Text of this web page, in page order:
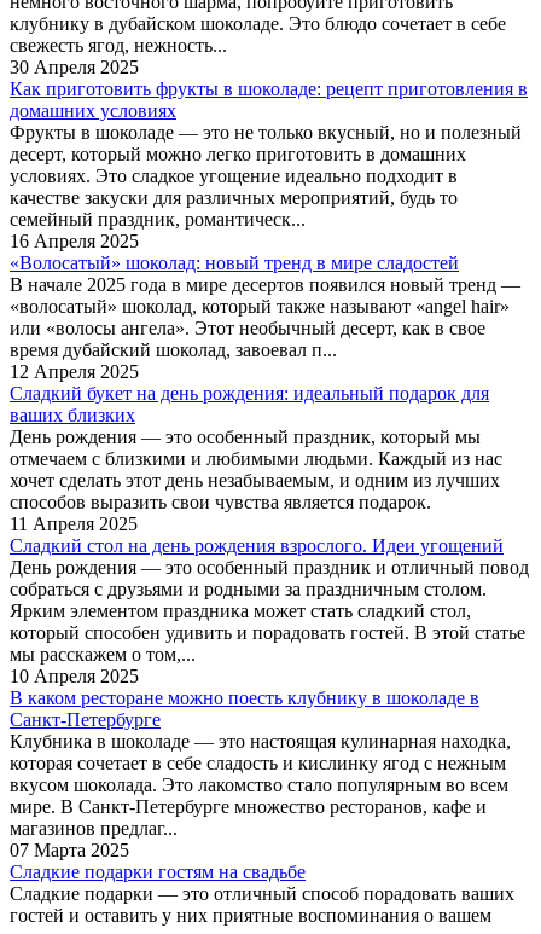
клубнику в дубайском шоколаде. Это блюдо сочетает в себе
свежесть ягод, нежность...
30 Апреля 2025
Как приготовить фрукты в шоколаде: рецепт приготовления в
домашних условиях
Фрукты в шоколаде — это не только вкусный, но и полезный
десерт, который можно легко приготовить в домашних
условиях. Это сладкое угощение идеально подходит в
качестве закуски для различных мероприятий, будь то
семейный праздник, романтическ...
16 Апреля 2025
«Волосатый» шоколад: новый тренд в мире сладостей
В начале 2025 года в мире десертов появился новый тренд —
«волосатый» шоколад, который также называют «angel hair»
или «волосы ангела». Этот необычный десерт, как в свое
время дубайский шоколад, завоевал п...
12 Апреля 2025
Сладкий букет на день рождения: идеальный подарок для
ваших близких
День рождения — это особенный праздник, который мы
отмечаем с близкими и любимыми людьми. Каждый из нас
хочет сделать этот день незабываемым, и одним из лучших
способов выразить свои чувства является подарок.
11 Апреля 2025
Сладкий стол на день рождения взрослого. Идеи угощений
День рождения — это особенный праздник и отличный повод
собраться с друзьями и родными за праздничным столом.
Ярким элементом праздника может стать сладкий стол,
который способен удивить и порадовать гостей. В этой статье
мы расскажем о том,...
10 Апреля 2025
В каком ресторане можно поесть клубнику в шоколаде в
Санкт-Петербурге
Клубника в шоколаде — это настоящая кулинарная находка,
которая сочетает в себе сладость и кислинку ягод с нежным
вкусом шоколада. Это лакомство стало популярным во всем
мире. В Санкт-Петербурге множество ресторанов, кафе и
магазинов предлаг...
07 Марта 2025
Сладкие подарки гостям на свадьбе
Сладкие подарки — это отличный способ порадовать ваших
гостей и оставить у них приятные воспоминания о вашем